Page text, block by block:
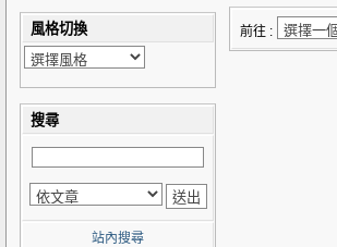
風格切換
搜尋
站內搜尋
前往 :